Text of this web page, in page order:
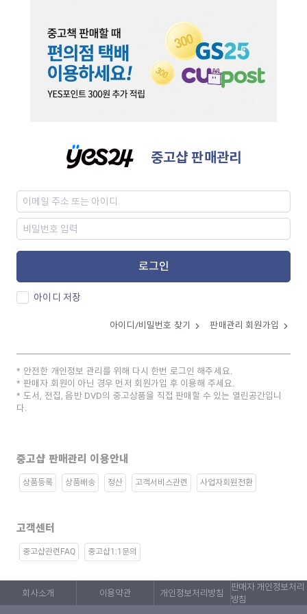
중고샵 판매관리
로그인
아이디 저장
아이디/비밀번호 찾기 판매관리 회원가입
안전한 개인정보 관리를 위해 다시 한번 로그인 해주세요.
판매자 회원이 아닌 경우 먼저 회원가입 후 이용해 주세요.
도서, 전집, 음반 DVD의 중고상품을 직접 판매할 수 있는 열린공간입니
다.
중고샵 판매관리 이용안내
상품등록 상품배송 정산 고객서비스관련 사업자회원전환
고객센터
중고샵관련FAQ 중고샵1:1문의
회사소개 이용약관 개인정보처리방침
판매자 개인정보처리
방침